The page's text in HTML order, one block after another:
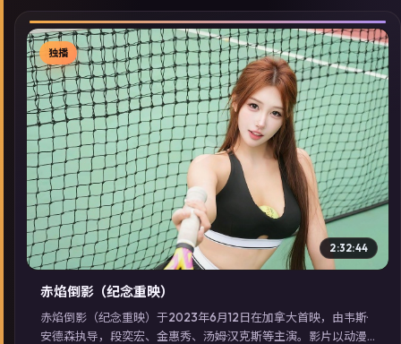
▶
独播
2:32:44
赤焰倒影（纪念重映）
赤焰倒影（纪念重映）于2023年6月12日在加拿大首映，由韦斯·
安德森执导，段奕宏、金惠秀、汤姆·汉克斯等主演。影片以动漫